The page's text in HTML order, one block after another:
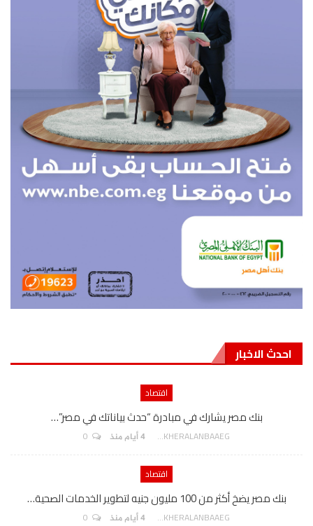
احدث الاخبار
اقتصاد
بنك مصر يشارك في مبادرة “حدث بياناتك في مصر”…
AKHERALANBAAEG 4 أيام منذ
اقتصاد
بنك مصر يضخ أكثر من 100 مليون جنيه لتطوير الخدمات الصحية…
AKHERALANBAAEG 4 أيام منذ